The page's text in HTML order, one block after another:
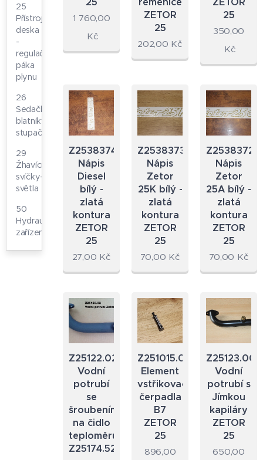
25
Přístrojová
deska
-
regulační
páka
plynu
26
Sedačka-
blatníky-
stupačka
29
Žhavící
svíčky-
světla
50
Hydraulické
zařízení
1 760,00
Kč
ZETOR
25
202,00 Kč
25
350,00
Kč
Z2538374.23
Nápis
Diesel
bílý -
zlatá
kontura
ZETOR
25
27,00 Kč
Z2538373.23
Nápis
Zetor
25K bílý -
zlatá
kontura
ZETOR
25
70,00 Kč
Nápis
Zetor
25A bílý -
zlatá
kontura
ZETOR
25
70,00 Kč
Z25122.02
Vodní
potrubí
se
šroubením
na čidlo
teploměru
Z25174.52
Z251015.09
Element
vstřikovacího
čerpadla
B7
ZETOR
25
896,00
Z25123.00
Vodní
potrubí s
Jímkou
kapiláry
ZETOR
25
650,00